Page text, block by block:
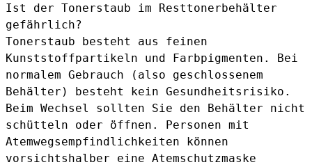
Ist der Tonerstaub im Resttonerbehälter
gefährlich?
Tonerstaub besteht aus feinen
Kunststoffpartikeln und Farbpigmenten. Bei
normalem Gebrauch (also geschlossenem
Behälter) besteht kein Gesundheitsrisiko.
Beim Wechsel sollten Sie den Behälter nicht
schütteln oder öffnen. Personen mit
Atemwegsempfindlichkeiten können
vorsichtshalber eine Atemschutzmaske